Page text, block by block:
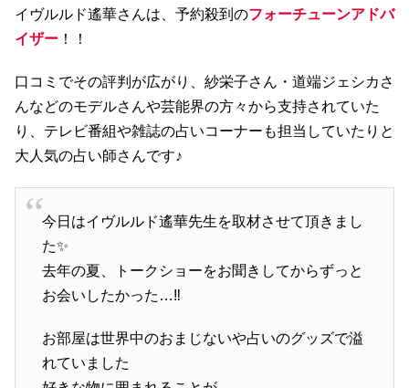
イヴルルド遙華さんは、予約殺到のフォーチューンアドバ
イザー ！！
口コミでその評判が広がり、紗栄子さん・道端ジェシカさ
んなどのモデルさんや芸能界の方々から支持されていた
り、テレビ番組や雑誌の占いコーナーも担当していたりと
大人気の占い師さんです♪
今日はイヴルルド遙華先生を取材させて頂きまし
た✨
去年の夏、トークショーをお聞きしてからずっと
お会いしたかった…‼︎
お部屋は世界中のおまじないや占いのグッズで溢
れていました